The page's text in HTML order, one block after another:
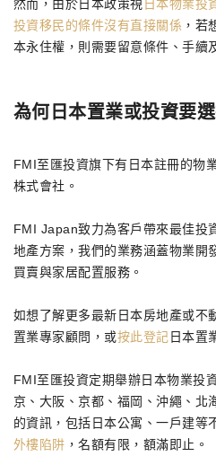
然而，由於日本政策視 日本物業投
投資移民的條件沒有直接關係 ，若
本永住權，則需要留意條件、手續
為何日本置業或投資要
FMI至匯投資旗下有日本註冊的物
株式會社。
FMI Japan致力為客戶帶來最佳投
地產方案，我們的業務涵蓋物業開
買賣與家居配置服務。
如想了解更多最新日本房地產或不
置業專家顧問，或按此登記 日本置
FMI至匯投資定期舉辦日本物業投
京、大阪、京都、福岡、沖繩、北
的資訊，包括日本公寓、一戶建等
外樓陷阱 ，名額有限，額滿即止。